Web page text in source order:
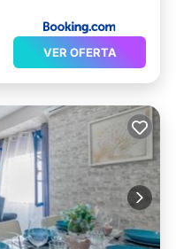
VER OFERTA